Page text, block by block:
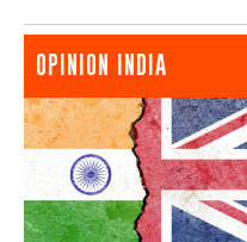
OPINION INDIA